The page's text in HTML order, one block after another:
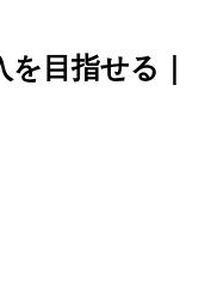
目指せる｜